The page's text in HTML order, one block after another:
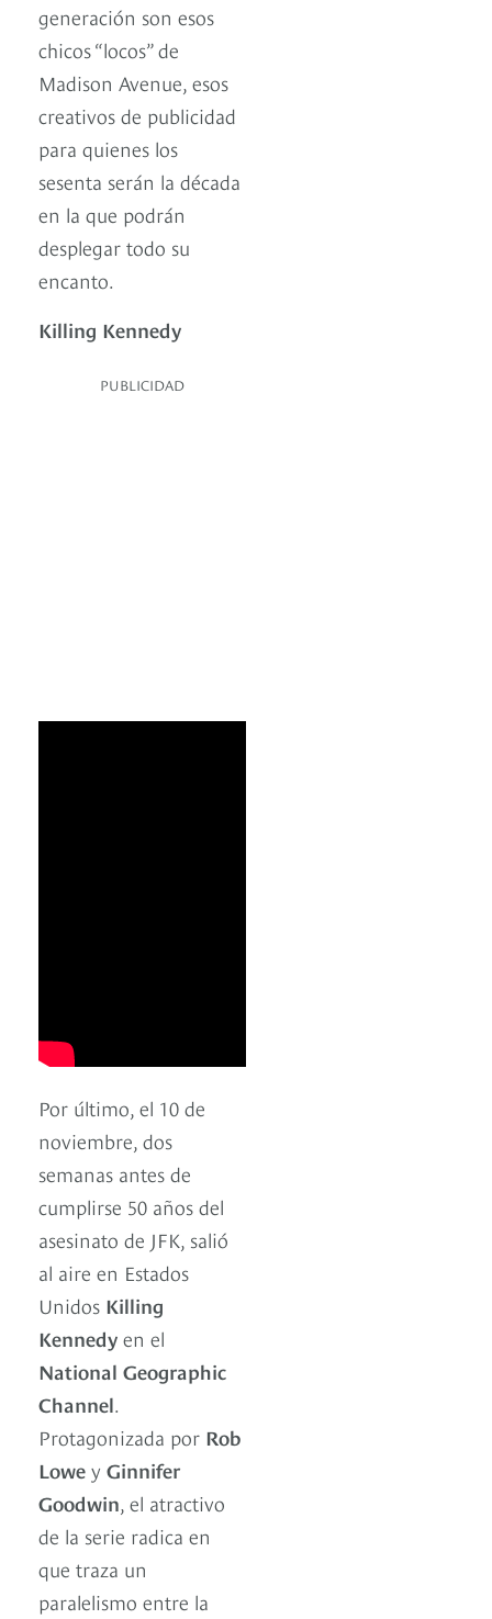
generación son esos
chicos “locos” de
Madison Avenue, esos
creativos de publicidad
para quienes los
sesenta serán la década
en la que podrán
desplegar todo su
encanto.
Killing Kennedy
PUBLICIDAD
Por último, el 10 de
noviembre, dos
semanas antes de
cumplirse 50 años del
asesinato de JFK, salió
al aire en Estados
Unidos Killing
Kennedy en el
National Geographic
Channel.
Protagonizada por Rob
Lowe y Ginnifer
Goodwin, el atractivo
de la serie radica en
que traza un
paralelismo entre la